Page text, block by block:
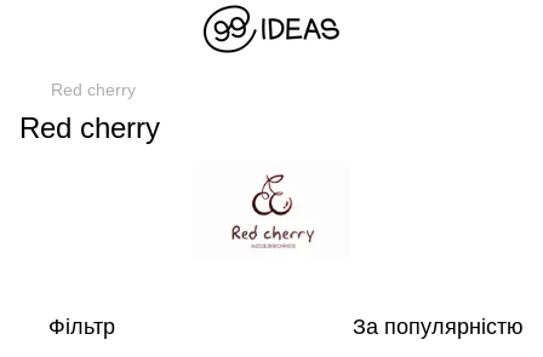
Red cherry
Red cherry
Фільтр За популярністю